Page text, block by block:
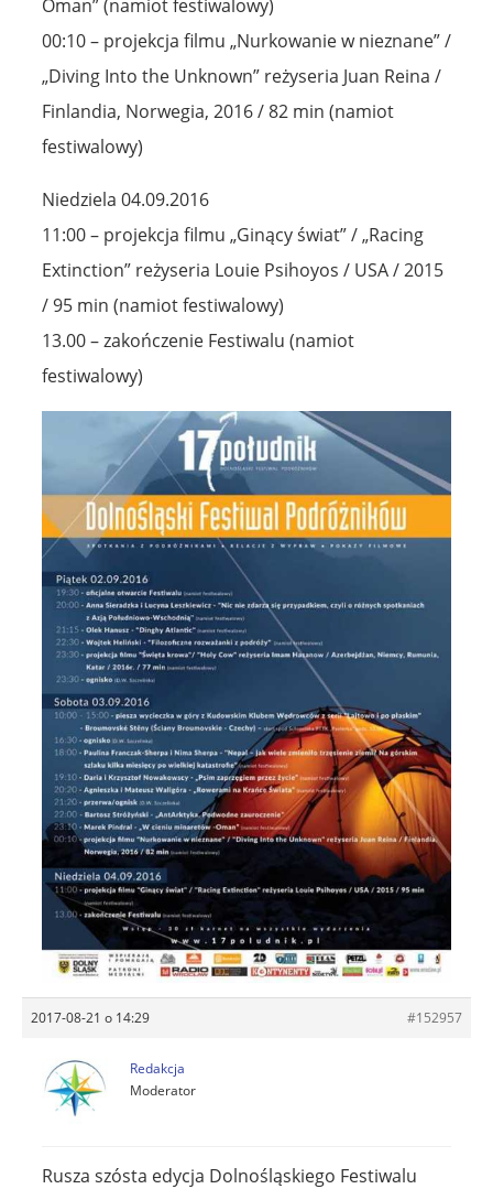
Oman” (namiot festiwalowy)
00:10 – projekcja filmu „Nurkowanie w nieznane” /
„Diving Into the Unknown” reżyseria Juan Reina /
Finlandia, Norwegia, 2016 / 82 min (namiot
festiwalowy)
Niedziela 04.09.2016
11:00 – projekcja filmu „Ginący świat” / „Racing
Extinction” reżyseria Louie Psihoyos / USA / 2015
/ 95 min (namiot festiwalowy)
13.00 – zakończenie Festiwalu (namiot
festiwalowy)
2017-08-21 o 14:29 #152957
Redakcja
Moderator
Rusza szósta edycja Dolnośląskiego Festiwalu